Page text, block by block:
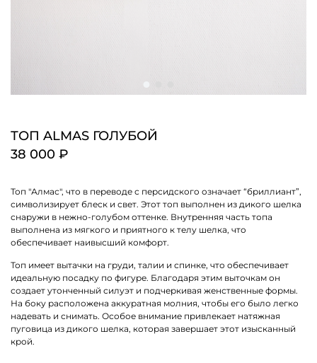
ТОП ALMAS ГОЛУБОЙ
38 000 ₽
Топ "Алмас", что в переводе с персидского означает “бриллиант”,
символизирует блеск и свет. Этот топ выполнен из дикого шелка
снаружи в нежно-голубом оттенке. Внутренняя часть топа
выполнена из мягкого и приятного к телу шелка, что
обеспечивает наивысший комфорт.
Топ имеет вытaчки на груди, талии и спинке, что обеспечивает
идеальную посадку по фигуре. Благодаря этим выточкам он
создает утонченный силуэт и подчеркивая женственные формы.
На боку расположена аккуратная молния, чтобы его было легко
надевать и снимать. Особое внимание привлекает натяжная
пуговица из дикого шелка, которая завершает этот изысканный
крой.